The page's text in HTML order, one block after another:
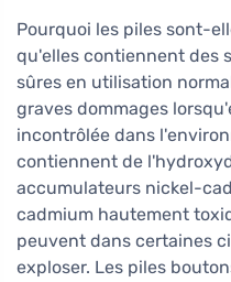
Pourquoi les piles sont-
qu'elles contiennent des
sûres en utilisation
graves dommages
incontrôlée dans
contiennent de
accumulateurs nickel-
cadmium hautement
peuvent dans certaines
exploser. Les piles